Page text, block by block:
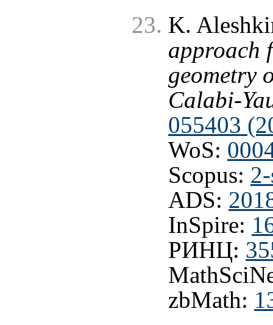
K.
approach
geometry
Calabi-
055403
WoS:
Scopus:
ADS:
InSpire:
РИНЦ:
zbMath: